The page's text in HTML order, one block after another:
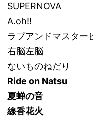
SUPERNOVA
A.oh!!
ラブアンドマスター
右脳左脳
ないものねだり
Ride on Natsu
夏蝉の音
線香花火